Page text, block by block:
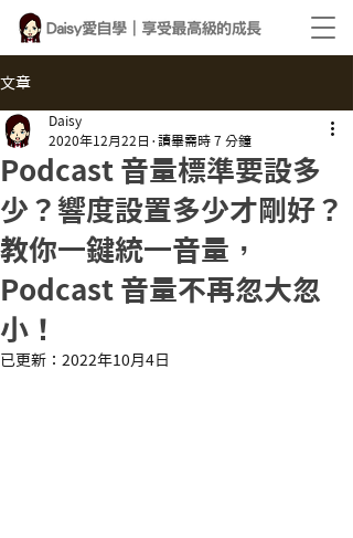
文章
Podcast 音量標準要設多
少？響度設置多少才剛好？
教你一鍵統一音量，
Podcast 音量不再忽大忽
小！
Daisy
2020年12月22日
讀畢需時 7 分鐘
已更新： 2022年10月4日